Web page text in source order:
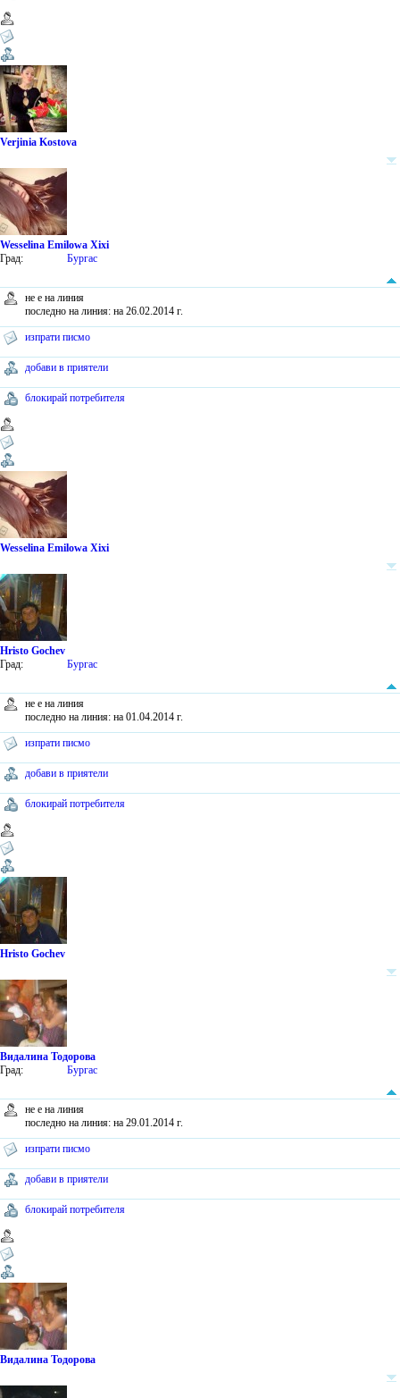
Verjinia Kostova
Wesselina Emilowa Xixi
Град:
Бургас
не е на линия
последно на линия: на 26.02.2014 г.
изпрати писмо
добави в приятели
блокирай потребителя
Wesselina Emilowa Xixi
Hristo Gochev
Град:
Бургас
не е на линия
последно на линия: на 01.04.2014 г.
изпрати писмо
добави в приятели
блокирай потребителя
Hristo Gochev
Видалина Тодорова
Град:
Бургас
не е на линия
последно на линия: на 29.01.2014 г.
изпрати писмо
добави в приятели
блокирай потребителя
Видалина Тодорова